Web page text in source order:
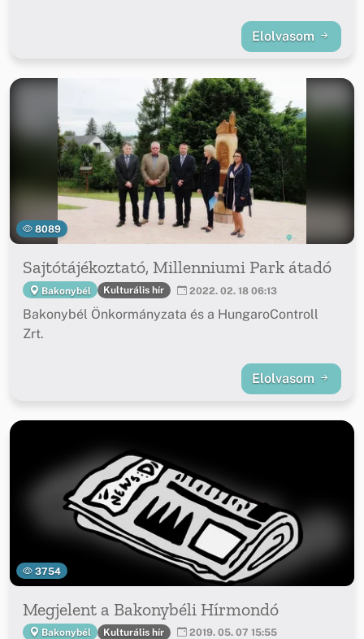
Elolvasom
8089
Sajtótájékoztató, Millenniumi Park átadó
Bakonybél Kulturális hír 2022. 02. 18 06:13
Bakonybél Önkormányzata és a HungaroControll
Zrt.
Elolvasom
3754
Megjelent a Bakonybéli Hírmondó
Bakonybél Kulturális hír 2019. 05. 07 15:55